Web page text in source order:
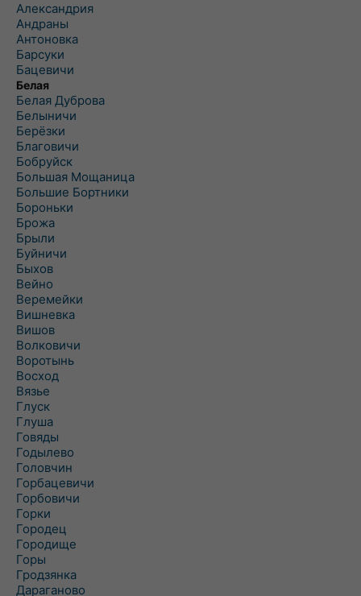
Александрия
Андраны
Антоновка
Барсуки
Бацевичи
Белая
Белая Дуброва
Белыничи
Берёзки
Благовичи
Бобруйск
Большая Мощаница
Большие Бортники
Бороньки
Брожа
Брыли
Буйничи
Быхов
Вейно
Веремейки
Вишневка
Вишов
Волковичи
Воротынь
Восход
Вязье
Глуск
Глуша
Говяды
Годылево
Головчин
Горбацевичи
Горбовичи
Горки
Городец
Городище
Горы
Гродзянка
Дараганово